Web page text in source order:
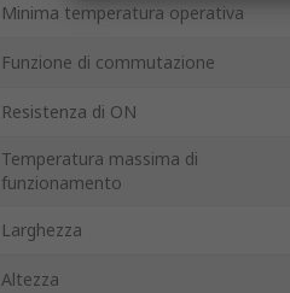
Minima temperatura operativa
Funzione di commutazione
Resistenza di ON
Temperatura massima di
funzionamento
Larghezza
Altezza